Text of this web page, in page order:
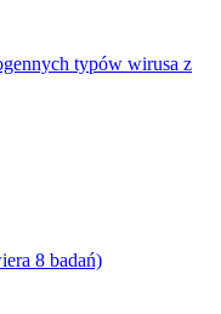
typów wirusa z
8 badań)